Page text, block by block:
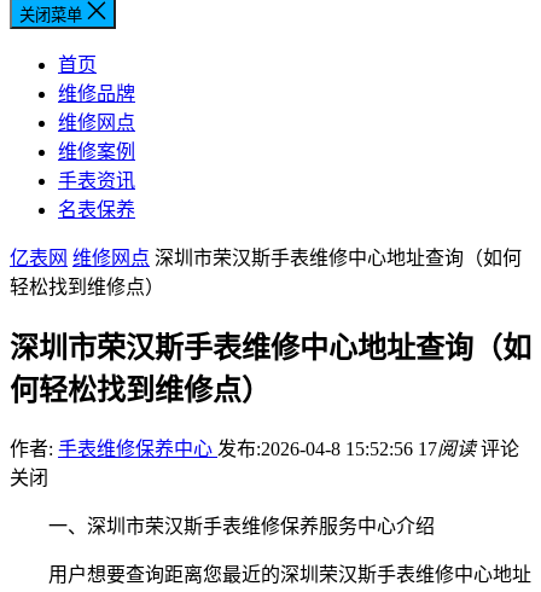
关闭菜单
首页
维修品牌
维修网点
维修案例
手表资讯
名表保养
亿表网 维修网点 深圳市荣汉斯手表维修中心地址查询（如何
轻松找到维修点）
深圳市荣汉斯手表维修中心地址查询（如
何轻松找到维修点）
作者: 手表维修保养中心 发布:2026-04-8 15:52:56 17阅读 评论
关闭
一、深圳市荣汉斯手表维修保养服务中心介绍
用户想要查询距离您最近的深圳荣汉斯手表维修中心地址